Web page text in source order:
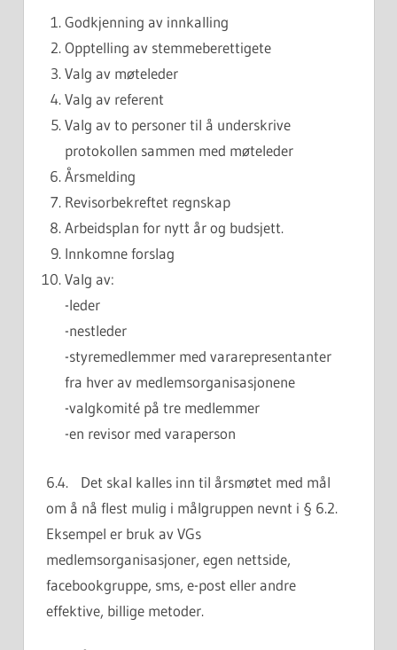
Godkjenning av innkalling
Opptelling av stemmeberettigete
Valg av møteleder
Valg av referent
Valg av to personer til å underskrive
protokollen sammen med møteleder
Årsmelding
Revisorbekreftet regnskap
Arbeidsplan for nytt år og budsjett.
Innkomne forslag
Valg av:
-leder
-nestleder
-styremedlemmer med vararepresentanter
fra hver av medlemsorganisasjonene
-valgkomité på tre medlemmer
-en revisor med varaperson
6.4. Det skal kalles inn til årsmøtet med mål
om å nå flest mulig i målgruppen nevnt i § 6.2.
Eksempel er bruk av VGs
medlemsorganisasjoner, egen nettside,
facebookgruppe, sms, e-post eller andre
effektive, billige metoder.